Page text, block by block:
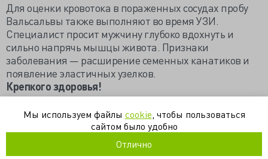
Для оценки кровотока в пораженных сосудах пробу
Вальсальвы также выполняют во время УЗИ.
Специалист просит мужчину глубоко вдохнуть и
сильно напрячь мышцы живота. Признаки
заболевания — расширение семенных канатиков и
появление эластичных узелков.
Крепкого здоровья!
Мы используем файлы cookie , чтобы пользоваться
сайтом было удобно
Отлично